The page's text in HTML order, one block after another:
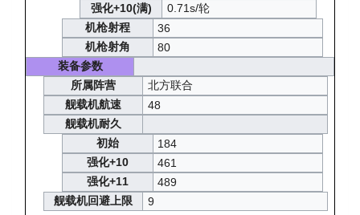
强化+10(满)
0.71s/轮
机枪射程
36
机枪射角
80
装备参数
所属阵营
北方联合
舰载机航速
48
舰载机耐久
初始
184
强化+10
461
强化+11
489
舰载机回避上限
9